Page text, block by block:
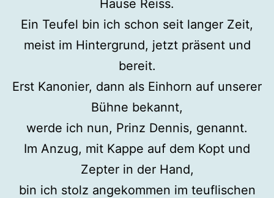
Hause Reiss.
Ein Teufel bin ich schon seit langer Zeit,
meist im Hintergrund, jetzt präsent und
bereit.
Erst Kanonier, dann als Einhorn auf unserer
Bühne bekannt,
werde ich nun, Prinz Dennis, genannt.
Im Anzug, mit Kappe auf dem Kopt und
Zepter in der Hand,
bin ich stolz angekommen im teuflischen